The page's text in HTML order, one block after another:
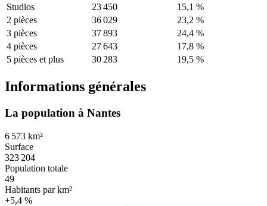
Studios
23 450
15,1 %
2 pièces
36 029
23,2 %
3 pièces
37 893
24,4 %
4 pièces
27 643
17,8 %
5 pièces et plus
30 283 19,5 %
Informations générales
La population à Nantes
6 573 km²
Surface
323 204
Population totale
49
Habitants par km²
+5,4 %